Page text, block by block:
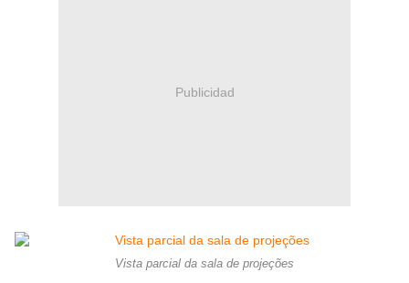
Publicidad
Vista parcial da sala de projeções